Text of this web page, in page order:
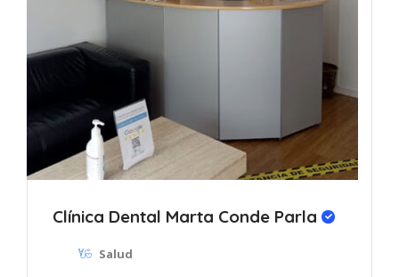
Clínica Dental Marta Conde Parla
Salud